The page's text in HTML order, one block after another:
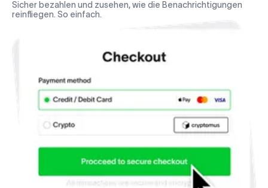
Sicher bezahlen und zusehen, wie die Benachrichtigungen
reinfliegen. So einfach.